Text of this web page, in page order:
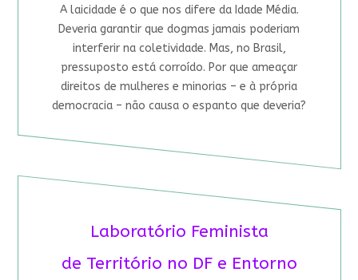
A laicidade é o que nos difere da Idade Média.
Deveria garantir que dogmas jamais poderiam
interferir na coletividade. Mas, no Brasil,
pressuposto está corroído. Por que ameaçar
direitos de mulheres e minorias – e à própria
democracia – não causa o espanto que deveria?
Laboratório Feminista
de Território no DF e Entorno